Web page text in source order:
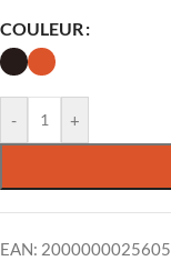
COULEUR
- +
EAN: 2000000025605